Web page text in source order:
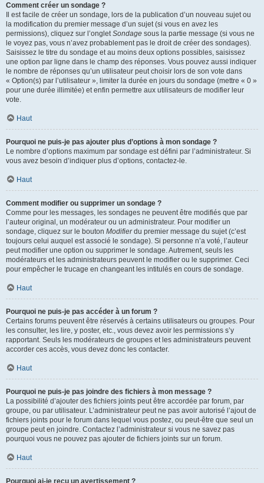
Comment créer un sondage ?
Il est facile de créer un sondage, lors de la publication d’un nouveau sujet ou
la modification du premier message d’un sujet (si vous en avez les
permissions), cliquez sur l’ongletSondage sous la partie message (si vous ne
le voyez pas, vous n’avez probablement pas le droit de créer des sondages).
Saisissez le titre du sondage et au moins deux options possibles, saisissez
une option par ligne dans le champ des réponses. Vous pouvez aussi indiquer
le nombre de réponses qu’un utilisateur peut choisir lors de son vote dans
« Option(s) par l’utilisateur », limiter la durée en jours du sondage (mettre « 0 »
pour une durée illimitée) et enfin permettre aux utilisateurs de modifier leur
vote.
Haut
Pourquoi ne puis-je pas ajouter plus d’options à mon sondage ?
Le nombre d’options maximum par sondage est défini par l’administrateur. Si
vous avez besoin d’indiquer plus d’options, contactez-le.
Haut
Comment modifier ou supprimer un sondage ?
Comme pour les messages, les sondages ne peuvent être modifiés que par
l’auteur original, un modérateur ou un administrateur. Pour modifier un
sondage, cliquez sur le bouton Modifierdu premier message du sujet (c’est
toujours celui auquel est associé le sondage). Si personne n’a voté, l’auteur
peut modifier une option ou supprimer le sondage. Autrement, seuls les
modérateurs et les administrateurs peuvent le modifier ou le supprimer. Ceci
pour empêcher le trucage en changeant les intitulés en cours de sondage.
Haut
Pourquoi ne puis-je pas accéder à un forum ?
Certains forums peuvent être réservés à certains utilisateurs ou groupes. Pour
les consulter, les lire, y poster, etc., vous devez avoir les permissions s’y
rapportant. Seuls les modérateurs de groupes et les administrateurs peuvent
accorder ces accès, vous devez donc les contacter.
Haut
Pourquoi ne puis-je pas joindre des fichiers à mon message ?
La possibilité d’ajouter des fichiers joints peut être accordée par forum, par
groupe, ou par utilisateur. L’administrateur peut ne pas avoir autorisé l’ajout de
fichiers joints pour le forum dans lequel vous postez, ou peut-être que seul un
groupe peut en joindre. Contactez l’administrateur si vous ne savez pas
pourquoi vous ne pouvez pas ajouter de fichiers joints sur un forum.
Haut
Pourquoi ai-je reçu un avertissement ?